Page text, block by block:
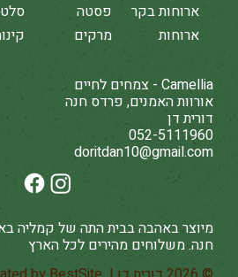
ארוחות בקר
פסטה
ארוחות
מרקים
Camellia - צמחים לחיים
אורוות האמנים, פרדס חנה
דורית דן
052-5111960
doritdan10@gmail.com
מיוצר באהבה בבית התה של קמליה
חנה. משלוחים מהירים לכל הארץ